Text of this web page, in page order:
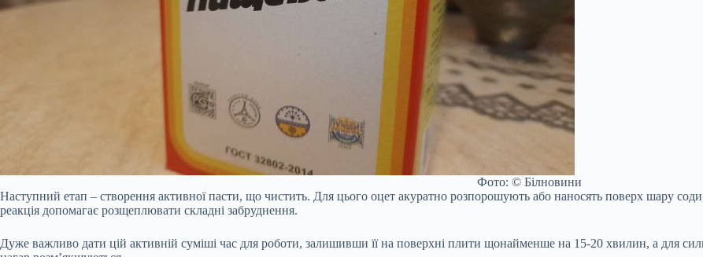
Фото: © Білновини
Наступний етап – створення активної пасти, що чистить. Для цього оцет акуратно розпорошують або наносять поверх шару
реакція допомагає розщеплювати складні забруднення.
Дуже важливо дати цій активній суміші час для роботи, залишивши її на поверхні плити щонайменше на 15-20 хвилин, а для